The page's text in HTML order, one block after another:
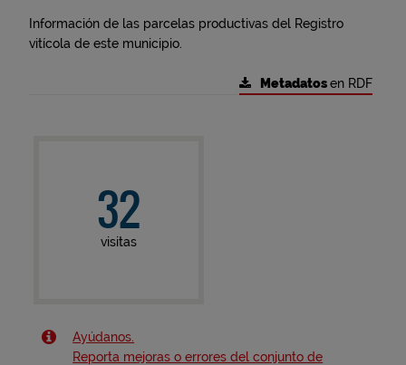
Información de las parcelas productivas del Registro
vitícola de este municipio.
Metadatosen RDF
32
visitas
Ayúdanos.
Reporta mejoras o errores del conjunto de